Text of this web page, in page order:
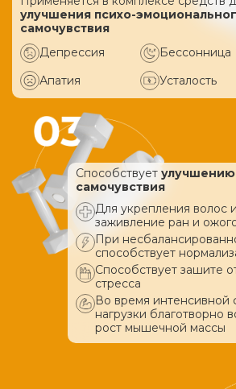
улучшения психо-
самочувствия
Депрессия
Бессонница
Апатия
Усталость
Способствует
самочувствия
Для укрепления волос
заживление ран и
При
способствует
Способствует зашите
стресса
Во время интенсивной
нагрузки благотворно
рост мышечной массы